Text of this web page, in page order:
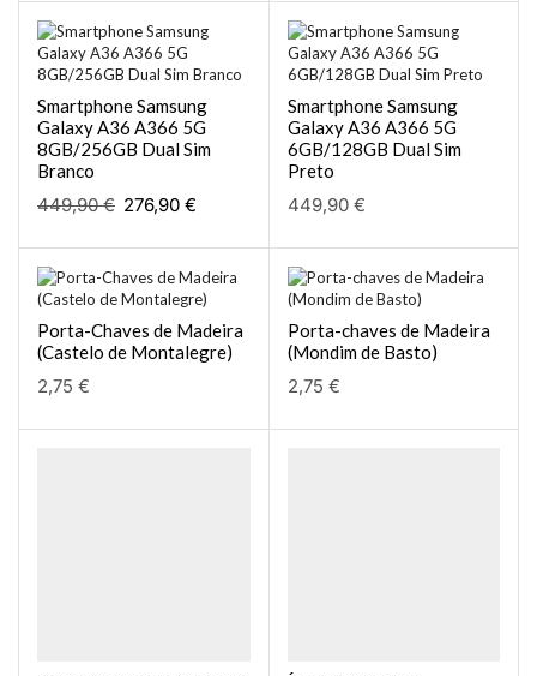
Smartphone Samsung
Galaxy A36 A366 5G
8GB/256GB Dual Sim
Branco
449,90€ 276,90 €
Smartphone Samsung
Galaxy A36 A366 5G
6GB/128GB Dual Sim
Preto
449,90 €
Porta-Chaves de Madeira
(Castelo de Montalegre)
2,75 €
Porta-chaves de Madeira
(Mondim de Basto)
2,75 €